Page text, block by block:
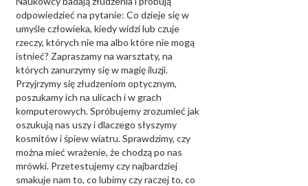
odpowiedzieć na pytanie: Co dzieje się w
umyśle człowieka, kiedy widzi lub czuje
rzeczy, których nie ma albo które nie mogą
istnieć? Zapraszamy na warsztaty, na
których zanurzymy się w magię iluzji.
Przyjrzymy się złudzeniom optycznym,
poszukamy ich na ulicach i w grach
komputerowych. Spróbujemy zrozumieć jak
oszukują nas uszy i dlaczego słyszymy
kosmitów i śpiew wiatru. Sprawdzimy, czy
można mieć wrażenie, że chodzą po nas
mrówki. Przetestujemy czy najbardziej
smakuje nam to, co lubimy czy raczej to, co